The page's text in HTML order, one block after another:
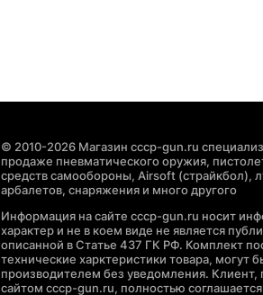
© 2010-2026 Магазин cccp-gun.ru
продаже пневматического оружия,
средств самообороны, Airsoft (страйкбол),
арбалетов, снаряжения и много другого
Информация на сайте cccp-gun.ru носит
характер и не в коем виде не является
описанной в Статье 437 ГК РФ. Комплект
технические харктеристики товара, могут
производителем без уведомления. Клиент,
сайтом cccp-gun.ru, полностью